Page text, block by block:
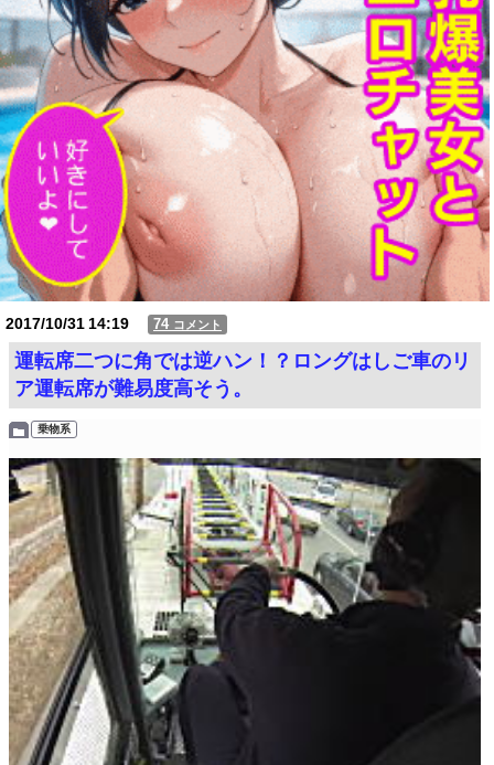
2017/10/3114:19 74 コメント
運転席二つに角では逆ハン！？ロングはしご車のリ
ア運転席が難易度高そう。
乗物系